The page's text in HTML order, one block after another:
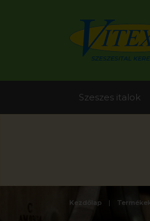
Szeszes italok
Kezdőlap